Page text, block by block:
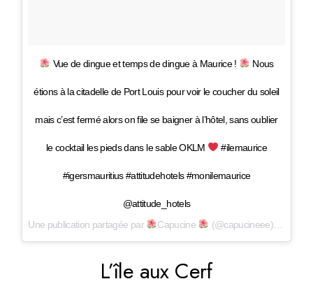
Vue de dingue et temps de dingue à Maurice ! Nous
étions à la citadelle de Port Louis pour voir le coucher du soleil
mais c’est fermé alors on file se baigner à l’hôtel, sans oublier
le cocktail les pieds dans le sable OKLM #ilemaurice
#igersmauritius #attitudehotels #monilemaurice
@attitude_hotels
Une publication partagée par
Capucine (@capucineee) le
L’île aux Cerf